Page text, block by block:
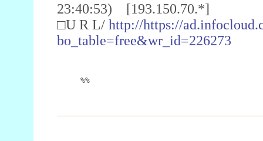
23:40:53) [193.150.70.*]
□U R L/ http://https://
bo_table=free&wr_id=226273
%%